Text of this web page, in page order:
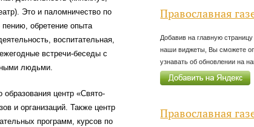
Это и паломничество по
обретение опыта
воспитательная,
встречи-беседы с
людьми.
центр «Свято-
и организаций. Также центр
программ, курсов по
Православная
Добавив на главную
наши виджеты, Вы сможете
узнавать об обновлении на
Православная